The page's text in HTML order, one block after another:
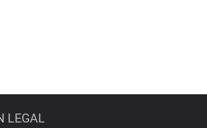
LEGAL